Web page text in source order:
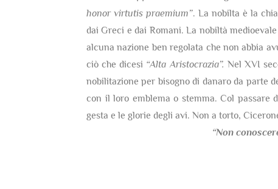
honor virtutis praemium”. La nobilta è la
dai Greci e dai Romani. La nobiltà
alcuna nazione ben regolata che non abbia
ciò che dicesi “Alta Aristocrazia”. Nel XVI
nobilitazione per bisogno di danaro da parte
con il loro emblema o stemma. Col passare
gesta e le glorie degli avi. Non a torto,
“Non